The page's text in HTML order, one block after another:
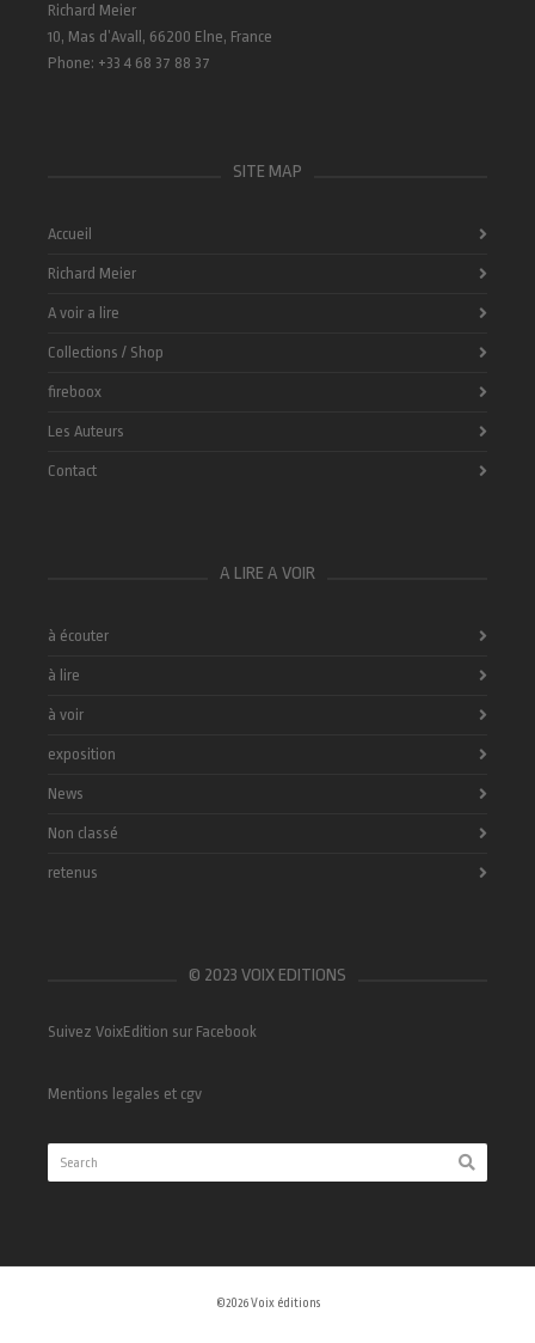
Richard Meier
10, Mas d’Avall, 66200 Elne, France
Phone: +33 4 68 37 88 37
SITE MAP
Accueil
Richard Meier
A voir a lire
Collections / Shop
fireboox
Les Auteurs
Contact
A LIRE A VOIR
à écouter
à lire
à voir
exposition
News
Non classé
retenus
© 2023 VOIX EDITIONS
Suivez VoixEdition sur Facebook
Mentions legales et cgv
©2026 Voix éditions